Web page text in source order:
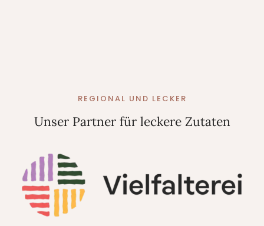
REGIONAL UND LECKER
Unser Partner für leckere Zutaten